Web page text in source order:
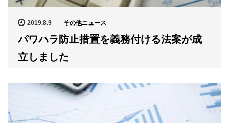
2019.8.9 その他ニュース
パワハラ防止措置を義務付ける法案が成
立しました